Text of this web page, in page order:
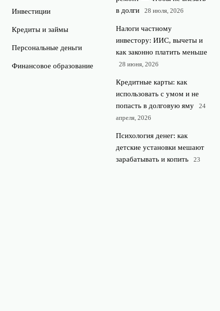
Инвестиции
Кредиты и займы
Персональные деньги
Финансовое образование
в долги
28 июля, 2026
Налоги частному
инвестору: ИИС, вычеты и
как законно платить меньше
28 июня, 2026
Кредитные карты: как
использовать с умом и не
попасть в долговую яму
24
апреля, 2026
Психология денег: как
детские установки мешают
зарабатывать и копить
23